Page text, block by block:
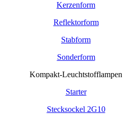
Kerzenform
Reflektorform
Stabform
Sonderform
Kompakt-Leuchtstofflampen
Starter
Stecksockel 2G10